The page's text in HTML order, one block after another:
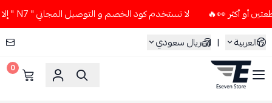
لا تستخدم كود الخصم و التوصيل المجاني " N7 " إلا إذا طلبت قطعتين أو أكثر 👀🔥
العربية
| ريال سعودي
ESEVEN STORE
0